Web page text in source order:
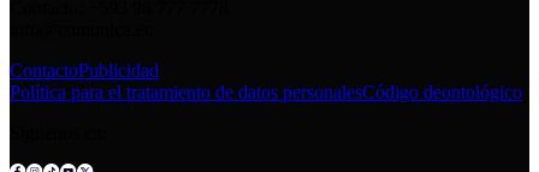
ContactoPublicidad
Política para el tratamiento de datos personalesCódigo deontológico